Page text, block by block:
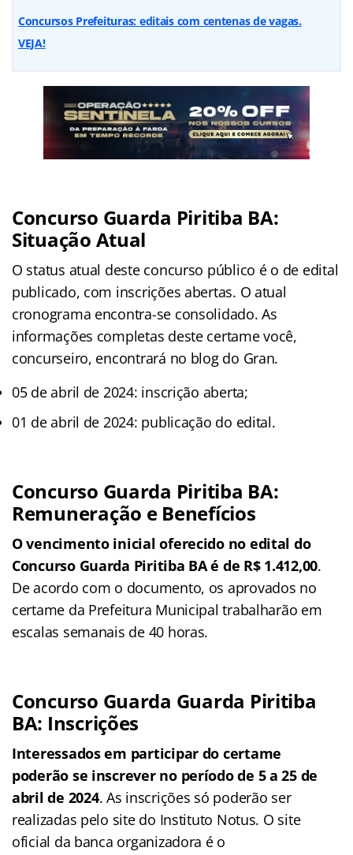
Concursos Prefeituras: editais com centenas de vagas.
VEJA!
Concurso Guarda Piritiba BA:
Situação Atual
O status atual deste concurso público é o de edital
publicado, com inscrições abertas. O atual
cronograma encontra-se consolidado. As
informações completas deste certame você,
concurseiro, encontrará no blog do Gran.
05 de abril de 2024: inscrição aberta;
01 de abril de 2024: publicação do edital.
Concurso Guarda Piritiba BA:
Remuneração e Benefícios
O vencimento inicial oferecido no edital do
Concurso Guarda Piritiba BA é de R$ 1.412,00.
De acordo com o documento, os aprovados no
certame da Prefeitura Municipal trabalharão em
escalas semanais de 40 horas.
Concurso Guarda Guarda Piritiba
BA: Inscrições
Interessados em participar do certame
poderão se inscrever no período de 5 a 25 de
abril de 2024. As inscrições só poderão ser
realizadas pelo site do Instituto Notus. O site
oficial da banca organizadora é o